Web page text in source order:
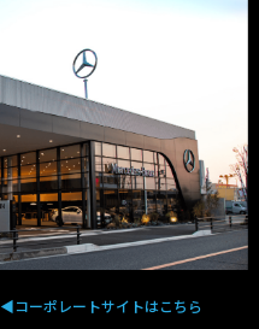
◀︎コーポレートサイトはこちら